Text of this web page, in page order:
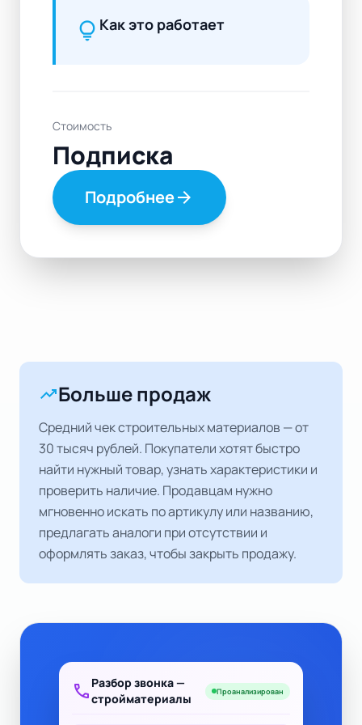
lightbulb Как это работает
Стоимость
Подписка
Подробнееarrow_forward
trending_upБольше продаж
Средний чек строительных материалов — от
30 тысяч рублей. Покупатели хотят быстро
найти нужный товар, узнать характеристики и
проверить наличие. Продавцам нужно
мгновенно искать по артикулу или названию,
предлагать аналоги при отсутствии и
оформлять заказ, чтобы закрыть продажу.
call Разбор звонка —
стройматериалы
Проанализирован